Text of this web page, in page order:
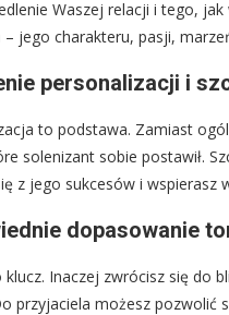
Waszej relacji i tego,
– jego charakteru, pasji,
personalizacji i
to podstawa. Zamiast
solenizant sobie postawił.
z jego sukcesów i wspierasz
dopasowanie
klucz. Inaczej zwrócisz się do
przyjaciela możesz pozwolić